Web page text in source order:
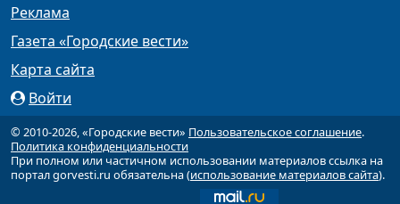
Реклама
Газета «Городские вести»
Карта сайта
Войти
© 2010-2026, «Городские вести» Пользовательское соглашение.
Политика конфиденциальности
При полном или частичном использовании материалов ссылка на
портал gorvesti.ru обязательна (использование материалов сайта).